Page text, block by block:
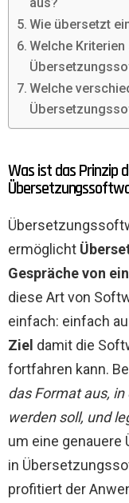
Wie übersetzt
Welche
Welche
Was ist das Prinzip
ermöglicht
Gespräche von
diese Art von
einfach: einfach
Ziel damit die
fortfahren kann.
das Format aus,
werden soll, und
um eine genauere
in
profitiert der